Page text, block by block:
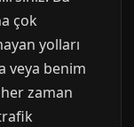
çok
yolları
veya benim
zaman